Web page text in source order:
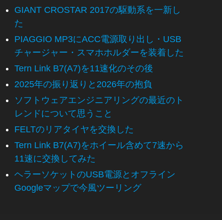
GIANT CROSTAR 2017の駆動系を一新し
た
PIAGGIO MP3にACC電源取り出し・USB
チャージャー・スマホホルダーを装着した
Tern Link B7(A7)を11速化のその後
2025年の振り返りと2026年の抱負
ソフトウェアエンジニアリングの最近のト
レンドについて思うこと
FELTのリアタイヤを交換した
Tern Link B7(A7)をホイール含めて7速から
11速に交換してみた
ヘラーソケットのUSB電源とオフライン
Googleマップで今風ツーリング